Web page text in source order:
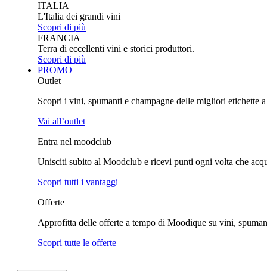
ITALIA
L'Italia dei grandi vini
Scopri di più
FRANCIA
Terra di eccellenti vini e storici produttori.
Scopri di più
PROMO
Outlet
Scopri i vini, spumanti e champagne delle migliori etichette
Vai all’outlet
Entra nel moodclub
Unisciti subito al Moodclub e ricevi punti ogni volta che
Scopri tutti i vantaggi
Offerte
Approfitta delle offerte a tempo di Moodique su vini,
Scopri tutte le offerte